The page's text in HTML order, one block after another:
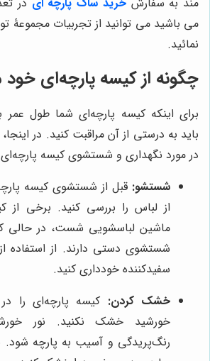
می باشید می توانید از تجربیات مجموعۀ
نمائید.
چگونه از کیسه پارچه‌ای خود
برای اینکه کیسه پارچه‌ای شما طول عمر
باید به درستی از آن مراقبت کنید. در
در مورد نگهداری و شستشوی کیسه پارچه‌ای
شستشو: قبل از شستشوی کیسه
از لباس را بررسی کنید. برخی از
ماشین لباسشویی شست، در حالی
شستشوی دستی دارند. از استفاده
سفیدکننده خودداری کنید.
خشک کردن: کیسه پارچه‌ای را
خورشید خشک نکنید. نور
رنگ‌پریدگی و آسیب به پارچه شود.